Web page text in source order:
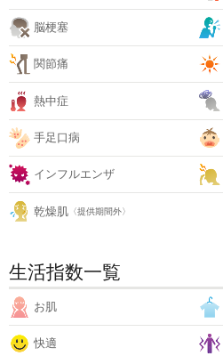
脳梗塞
関節痛
熱中症
手足口病
インフルエンザ
乾燥肌 〈提供期間外〉
生活指数一覧
お肌
快適